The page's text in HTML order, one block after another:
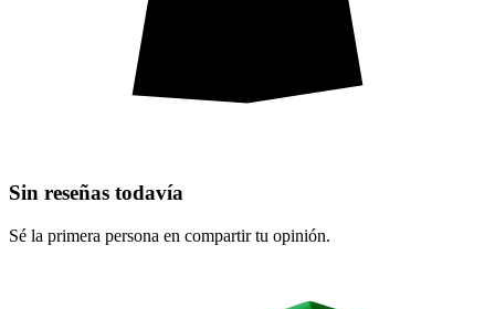
Sin reseñas todavía
Sé la primera persona en compartir tu opinión.